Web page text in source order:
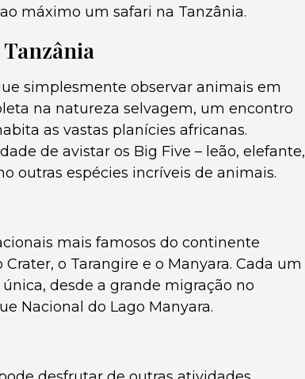
máximo um safari na Tanzânia.
simplesmente observar animais em
na natureza selvagem, um encontro
as vastas planícies africanas.
de avistar os Big Five – leão, elefante,
outras espécies incríveis de animais.
mais famosos do continente
o Tarangire e o Manyara. Cada um
desde a grande migração no
Nacional do Lago Manyara.